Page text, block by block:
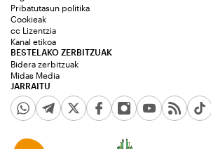
JARRAITU
Pribatutasun politika
Cookieak
cc Lizentzia
Kanal etikoa
BESTELAKO ZERBITZUAK
Bidera zerbitzuak
Midas Media